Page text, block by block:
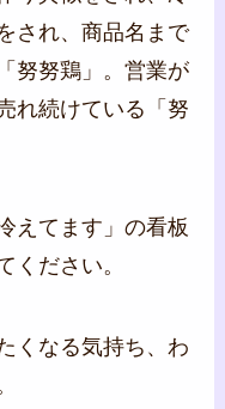
され、商品名まで
努努鶏」。営業が
れ続けている「努
えてます」の看板
ください。
くなる気持ち、わ